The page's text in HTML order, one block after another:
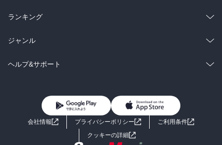
雑誌・グラビア
BL・TL
ラノベ
雑誌・グラビア
BL・TL
総合
ラノベ
雑誌・グラビア
ランキング
総合
ラノベ
ジャンル
コミック
ライトノベル 男子向けラノベ
小説
ヘルプ&サポート
よくあるご質問 お問い合わせ
会社情報 プライバシーポリシー
ご利用条件
クッキーの詳細